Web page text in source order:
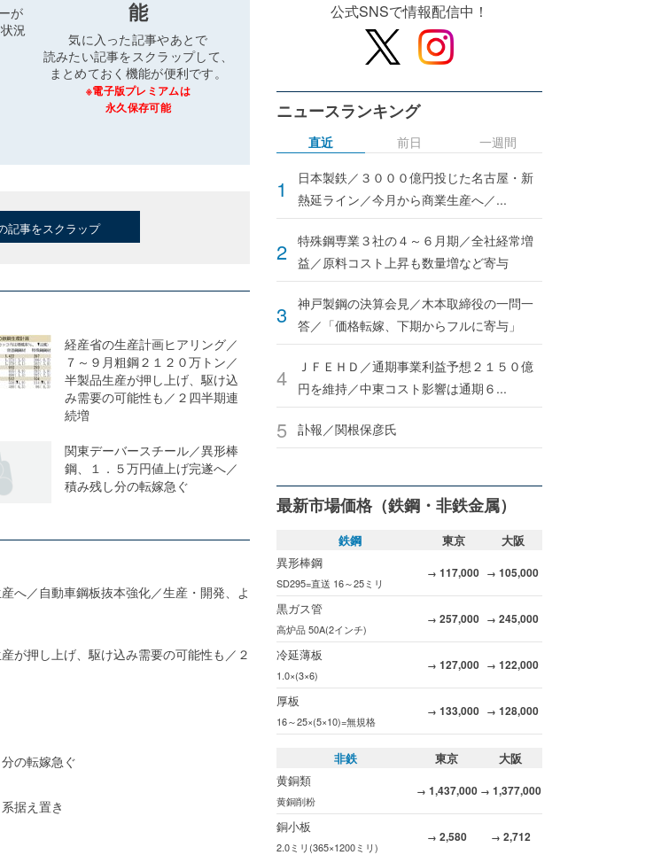
が
況
能
気に入った記事やあとで
読みたい記事をスクラップして、
まとめておく機能が便利です。
※電子版プレミアムは
永久保存可能
記事をスクラップ
経産省の生産計画ヒアリング／
７～９月粗鋼２１２０万トン／
半製品生産が押し上げ、駆け込
み需要の可能性も／２四半期連
続増
関東デーバースチール／異形棒
鋼、１．５万円値上げ完遂へ／
積み残し分の転嫁急ぐ
へ／自動車鋼板抜本強化／生産・開発、よ
が押し上げ、駆け込み需要の可能性も／２
の転嫁急ぐ
据え置き
公式SNSで情報配信中！
ニュースランキング
直近
日本製鉄／３０００億円投じた名古屋・新
熱延ライン／今月から商業生産へ／...
特殊鋼専業３社の４～６月期／全社経常増
益／原料コスト上昇も数量増など寄与
神戸製鋼の決算会見／木本取締役の一問一
答／「価格転嫁、下期からフルに寄与」
ＪＦＥＨＤ／通期事業利益予想２１５０億
円を維持／中東コスト影響は通期６...
訃報／関根保彦氏
前日 一週間
最新市場価格（鉄鋼・非鉄金属）
鉄鋼 東京
大阪
異形棒鋼
SD295=直送 16～25ミリ
→ 117,000 → 105,000
黒ガス管
高炉品 50A(2インチ)
→ 257,000 → 245,000
冷延薄板
1.0×(3×6)
→ 127,000 → 122,000
厚板
16～25×(5×10)=無規格
→ 133,000 → 128,000
非鉄 東京
大阪
黄銅類
黄銅削粉
→ 1,437,000 → 1,377,000
銅小板
2.0ミリ(365×1200ミリ)
→ 2,580 → 2,712